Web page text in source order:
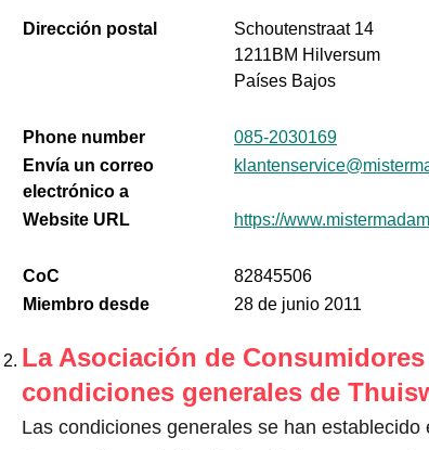
Dirección postal
Schoutenstraat 14
1211BM Hilversum
Países Bajos
Phone number
085-2030169
Envía un correo
electrónico a
Website URL https://
CoC
82845506
Miembro desde
28 de junio 2011
La Asociación de
condiciones generales de
Las condiciones generales se han